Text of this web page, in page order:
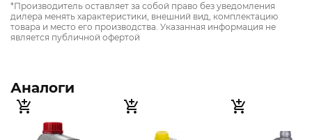
*Производитель оставляет за собой право без уведомления
дилера менять характеристики, внешний вид, комплектацию
товара и место его производства. Указанная информация не
является публичной офертой
Аналоги